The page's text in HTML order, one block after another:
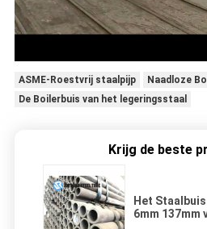
ASME-Roestvrij staalpijp
Naadloze
De Boilerbuis van het legeringsstaal
Krijg de beste
Het Staalbuis
6mm 137mm